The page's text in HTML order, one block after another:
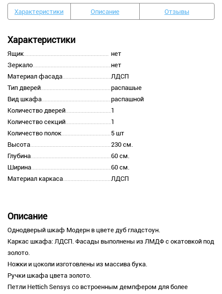
Характеристики Описание Отзывы
Характеристики
Ящик
нет
Зеркало
нет
Материал фасада
ЛДСП
Тип дверей
распашые
Вид шкафа
распашной
Количество дверей
1
Количество секций
1
Количество полок
5 шт
Высота
230 см.
Глубина
60 см.
Ширина
60 см.
Материал каркаса
ЛДСП
Описание
Однодверый шкаф Модерн в цвете дуб гладстоун.
Каркас шкафа: ЛДСП. Фасады выполнены из ЛМДФ с окатовкой под
золото.
Ножки и цоколи изготовлены из массива бука.
Ручки шкафа цвета золото.
Петли Hettich Sensys со встроенным демпфером для более